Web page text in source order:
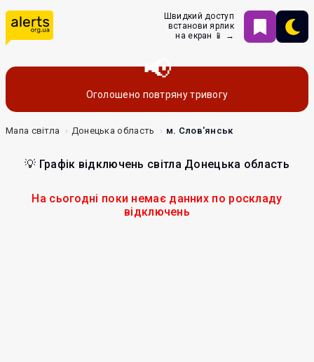
Швидкий доступ
встанови ярлик
на екран 📱 →
Оголошено повтряну тривогу
Мапа світла Донецька область м. Слов'янськ
💡 Графік відключень світла Донецька область
На сьогодні поки немає данних по роскладу
відключень